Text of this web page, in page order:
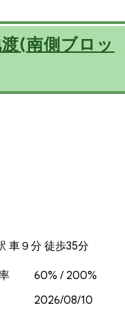
(南側ブロッ
車９分 徒歩35分
60% / 200%
2026/08/10